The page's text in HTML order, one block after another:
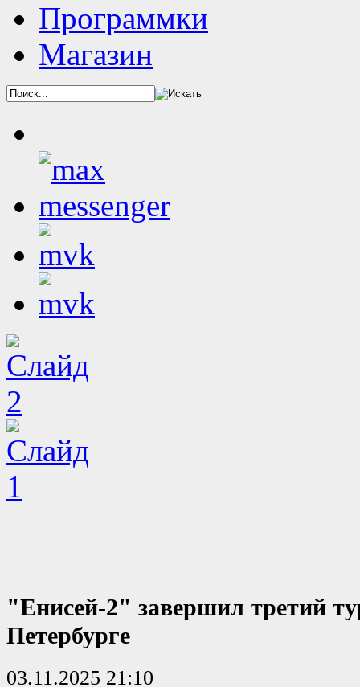
Программки
Магазин
"Енисей-2" завершил третий
Петербурге
03.11.2025 21:10